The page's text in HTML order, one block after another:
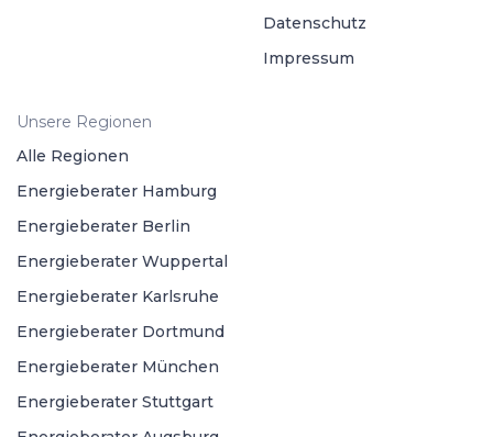
Datenschutz
Impressum
Unsere Regionen
Alle Regionen
Energieberater Hamburg
Energieberater Berlin
Energieberater Wuppertal
Energieberater Karlsruhe
Energieberater Dortmund
Energieberater München
Energieberater Stuttgart